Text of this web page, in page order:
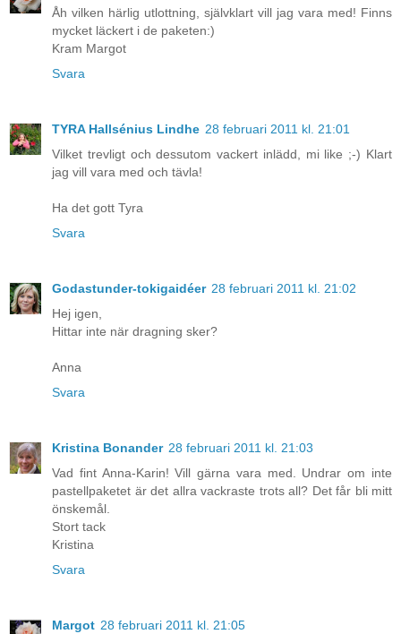
Åh vilken härlig utlottning, självklart vill jag vara med! Finns
mycket läckert i de paketen:)
Kram Margot
Svara
TYRA Hallsénius Lindhe 28 februari 2011 kl. 21:01
Vilket trevligt och dessutom vackert inlädd, mi like ;-) Klart
jag vill vara med och tävla!
Ha det gott Tyra
Svara
Godastunder-tokigaidéer 28 februari 2011 kl. 21:02
Hej igen,
Hittar inte när dragning sker?
Anna
Svara
Kristina Bonander 28 februari 2011 kl. 21:03
Vad fint Anna-Karin! Vill gärna vara med. Undrar om inte
pastellpaketet är det allra vackraste trots all? Det får bli mitt
önskemål.
Stort tack
Kristina
Svara
Margot 28 februari 2011 kl. 21:05